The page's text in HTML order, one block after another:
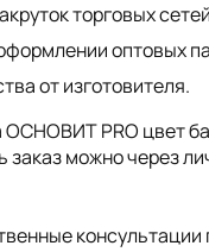
торговых
оптовых
от изготовителя.
PRO цвет
можно через